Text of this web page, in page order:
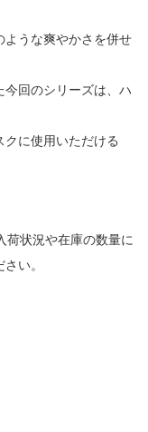
ような爽やかさを併せ
回のシリーズは、ハ
に使用いただける
荷状況や在庫の数量に
い。